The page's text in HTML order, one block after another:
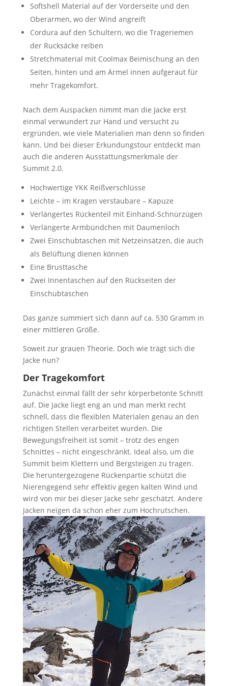
Softshell Material auf der Vorderseite und den
Oberarmen, wo der Wind angreift
Cordura auf den Schultern, wo die Trageriemen
der Rucksäcke reiben
Stretchmaterial mit Coolmax Beimischung an den
Seiten, hinten und am Ärmel innen aufgeraut für
mehr Tragekomfort.
Nach dem Auspacken nimmt man die Jacke erst
einmal verwundert zur Hand und versucht zu
ergründen, wie viele Materialien man denn so finden
kann. Und bei dieser Erkundungstour entdeckt man
auch die anderen Ausstattungsmerkmale der
Summit 2.0.
Hochwertige YKK Reißverschlüsse
Leichte – im Kragen verstaubare – Kapuze
Verlängertes Rückenteil mit Einhand-Schnürzügen
Verlängerte Armbündchen mit Daumenloch
Zwei Einschubtaschen mit Netzeinsätzen, die auch
als Belüftung dienen können
Eine Brusttasche
Zwei Innentaschen auf den Rückseiten der
Einschubtaschen
Das ganze summiert sich dann auf ca. 530 Gramm in
einer mittleren Größe.
Soweit zur grauen Theorie. Doch wie trägt sich die
Jacke nun?
Der Tragekomfort
Zunächst einmal fällt der sehr körperbetonte Schnitt
auf. Die Jacke liegt eng an und man merkt recht
schnell, dass die flexiblen Materialen genau an den
richtigen Stellen verarbeitet wurden. Die
Bewegungsfreiheit ist somit – trotz des engen
Schnittes – nicht eingeschränkt. Ideal also, um die
Summit beim Klettern und Bergsteigen zu tragen.
Die heruntergezogene Rückenpartie schützt die
Nierengegend sehr effektiv gegen kalten Wind und
wird von mir bei dieser Jacke sehr geschätzt. Andere
Jacken neigen da schon eher zum Hochrutschen.